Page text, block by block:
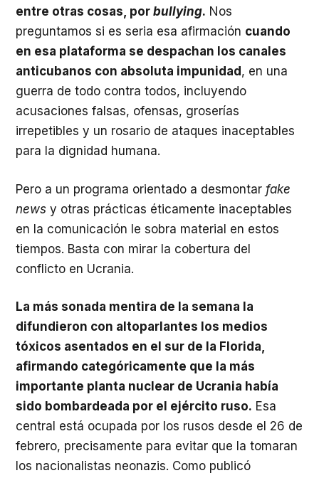
entre otras cosas, por bullying. Nos
preguntamos si es seria esa afirmación cuando
en esa plataforma se despachan los canales
anticubanos con absoluta impunidad , en una
guerra de todo contra todos, incluyendo
acusaciones falsas, ofensas, groserías
irrepetibles y un rosario de ataques inaceptables
para la dignidad humana.
Pero a un programa orientado a desmontar fake
news y otras prácticas éticamente inaceptables
en la comunicación le sobra material en estos
tiempos. Basta con mirar la cobertura del
conflicto en Ucrania.
La más sonada mentira de la semana la
difundieron con altoparlantes los medios
tóxicos asentados en el sur de la Florida,
afirmando categóricamente que la más
importante planta nuclear de Ucrania había
sido bombardeada por el ejército ruso. Esa
central está ocupada por los rusos desde el 26 de
febrero, precisamente para evitar que la tomaran
los nacionalistas neonazis. Como publicó